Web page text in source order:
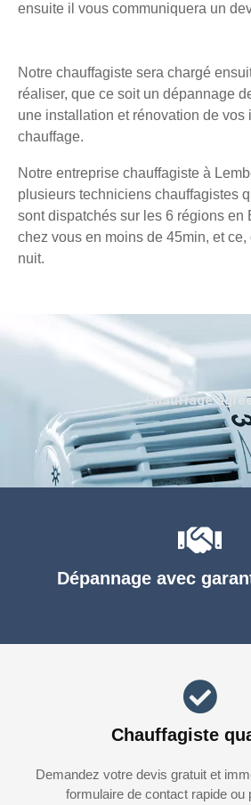
ensuite il vous communiquera un
Notre chauffagiste sera chargé
réaliser, que ce soit un dépannage
une installation et rénovation de vos
chauffage.
Notre entreprise chauffagiste à
plusieurs techniciens chauffagistes
sont dispatchés sur les 6 régions en
chez vous en moins de 45min, et
nuit.
Dépannage avec
Chauffagiste
Demandez votre devis gratuit et
formulaire de contact rapide ou
Chauffage